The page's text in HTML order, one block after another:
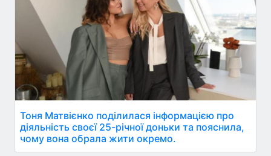
Тоня Матвієнко поділилася інформацією про
діяльність своєї 25-річної доньки та пояснила,
чому вона обрала жити окремо.